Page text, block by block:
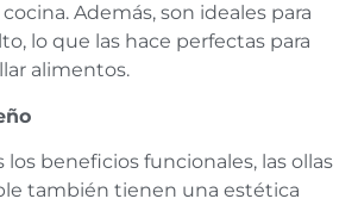
Además, son ideales para
lo que las hace perfectas para
alimentos.
beneficios funcionales, las ollas
también tienen una estética